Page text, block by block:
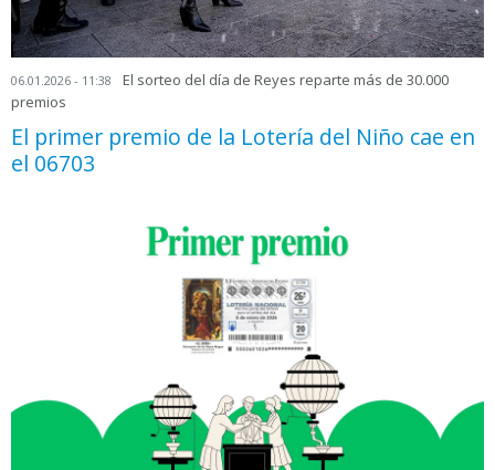
06.01.2026 - 11:38
El sorteo del día de Reyes reparte más de 30.000
premios
El primer premio de la Lotería del Niño cae en
el 06703